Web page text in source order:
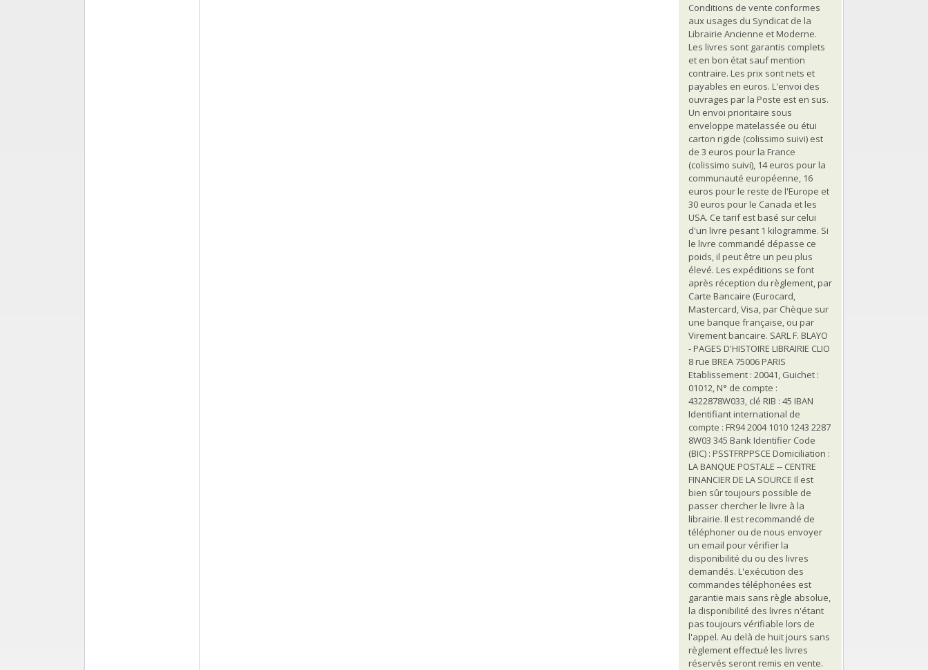
Conditions de vente conformes
aux usages du Syndicat de la
Librairie Ancienne et Moderne.
Les livres sont garantis complets
et en bon état sauf mention
contraire. Les prix sont nets et
payables en euros. L'envoi des
ouvrages par la Poste est en sus.
Un envoi prioritaire sous
enveloppe matelassée ou étui
carton rigide (colissimo suivi) est
de 3 euros pour la France
(colissimo suivi), 14 euros pour la
communauté européenne, 16
euros pour le reste de l'Europe et
30 euros pour le Canada et les
USA. Ce tarif est basé sur celui
d'un livre pesant 1 kilogramme. Si
le livre commandé dépasse ce
poids, il peut être un peu plus
élevé. Les expéditions se font
après réception du règlement, par
Carte Bancaire (Eurocard,
Mastercard, Visa, par Chèque sur
une banque française, ou par
Virement bancaire. SARL F. BLAYO
- PAGES D'HISTOIRE LIBRAIRIE CLIO
8 rue BREA 75006 PARIS
Etablissement : 20041, Guichet :
01012, N° de compte :
4322878W033, clé RIB : 45 IBAN
Identifiant international de
compte : FR94 2004 1010 1243 2287
8W03 345 Bank Identifier Code
(BIC) : PSSTFRPPSCE Domiciliation :
LA BANQUE POSTALE -- CENTRE
FINANCIER DE LA SOURCE Il est
bien sûr toujours possible de
passer chercher le livre à la
librairie. Il est recommandé de
téléphoner ou de nous envoyer
un email pour vérifier la
disponibilité du ou des livres
demandés. L'exécution des
commandes téléphonées est
garantie mais sans règle absolue,
la disponibilité des livres n'étant
pas toujours vérifiable lors de
l'appel. Au delà de huit jours sans
règlement effectué les livres
réservés seront remis en vente.